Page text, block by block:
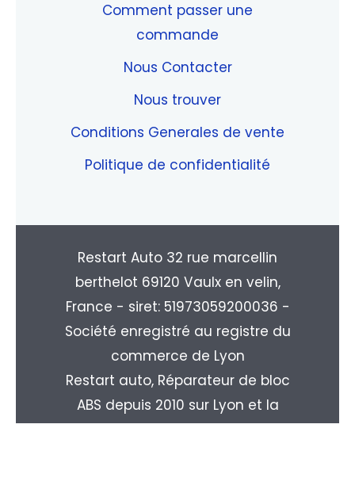
Comment passer une
commande
Nous Contacter
Nous trouver
Conditions Generales de vente
Politique de confidentialité
Restart Auto 32 rue marcellin
berthelot 69120 Vaulx en velin,
France - siret: 51973059200036 -
Société enregistré au registre du
commerce de Lyon
Restart auto, Réparateur de bloc
ABS depuis 2010 sur Lyon et la
région Rhone-alpes. Livraison